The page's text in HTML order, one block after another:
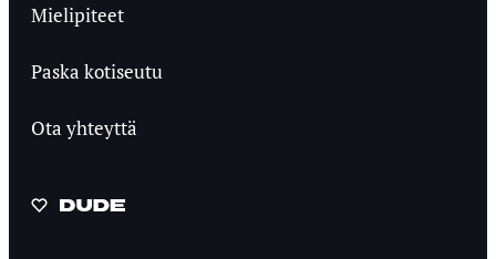
Mielipiteet
Paska kotiseutu
Ota yhteyttä